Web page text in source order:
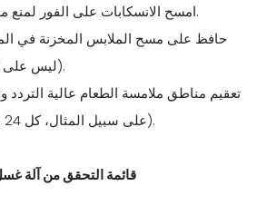
- امسح الانسكابات على الفور لمنع مخاطر التراكم والانزلاق.
(ليس على الكتفين أو العدادات أبدًا).
(على سبيل المثال، كل 24 ساعة وبعد تغيير المهمة).
4. قائمة التحقق من آلة